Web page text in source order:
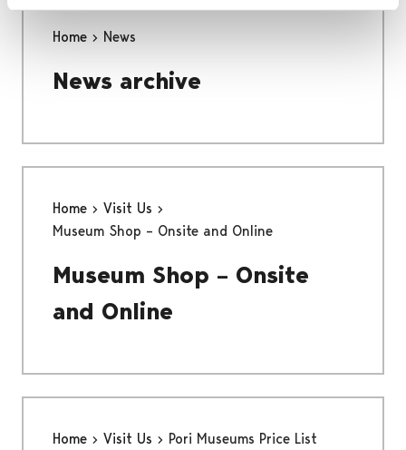
Home News
News archive
Home
Visit Us
Museum Shop – Onsite and Online
Museum Shop – Onsite
and Online
Home Visit Us Pori Museums Price List